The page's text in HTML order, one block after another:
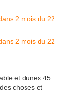
et dunes 45
choses et